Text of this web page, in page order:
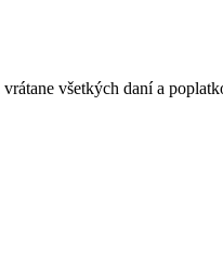
všetkých daní a